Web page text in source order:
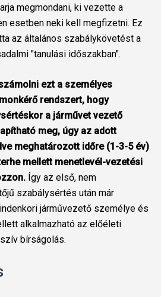
megmondani, ki vezette a
esetben neki kell megfizetni. Ez
az általános szabálykövetést a
"tanulási időszakban".
ezt a személyes
rendszert, hogy
a járművet vezető
meg, úgy az adott
meghatározott időre (1-3-5 év)
mellett menetlevél-vezetési
Így az első, nem
szabálysértés után már
járművezető személye és
alkalmazható az előéleti
bírságolás.